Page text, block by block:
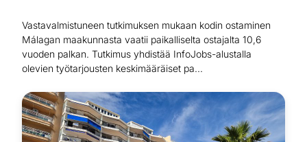
Vastavalmistuneen tutkimuksen mukaan kodin ostaminen
Málagan maakunnasta vaatii paikalliselta ostajalta 10,6
vuoden palkan. Tutkimus yhdistää InfoJobs-alustalla
olevien työtarjousten keskimääräiset pa...